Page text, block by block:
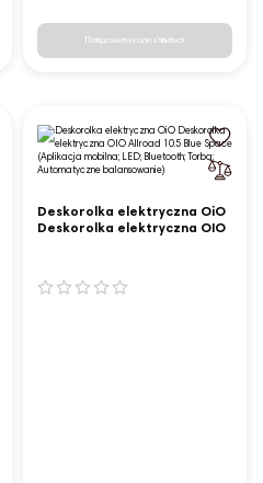
Повідомити коли з'явиться
Deskorolka elektryczna OiO
Deskorolka elektryczna OIO
Bluetooth; Torba;
Automatyczne balansowanie)